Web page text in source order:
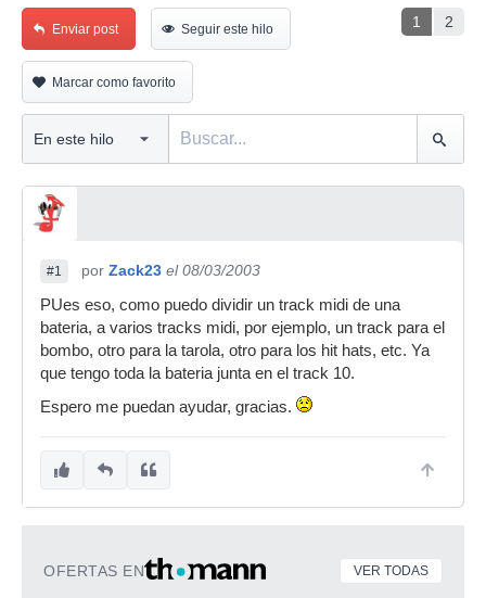
1 2
Enviar post Seguir este hilo
Marcar como favorito
#1 por Zack23 el 08/03/2003
PUes eso, como puedo dividir un track midi de una
bateria, a varios tracks midi, por ejemplo, un track para el
bombo, otro para la tarola, otro para los hit hats, etc. Ya
que tengo toda la bateria junta en el track 10.
Espero me puedan ayudar, gracias.
OFERTAS EN VER TODAS